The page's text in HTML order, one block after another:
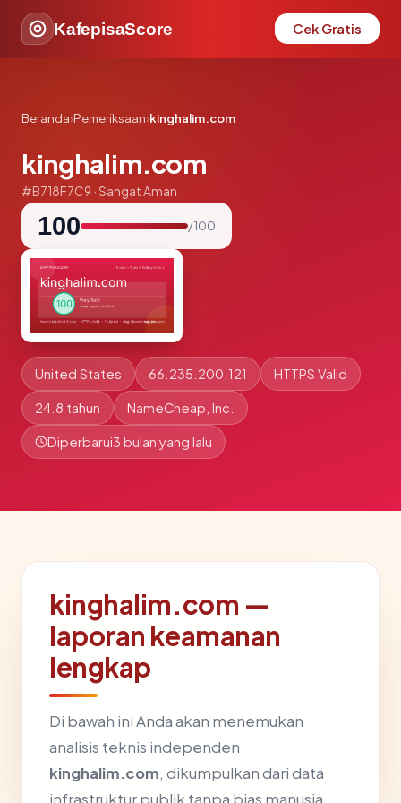
KafepisaScore Cek Gratis
Beranda›Pemeriksaan›kinghalim.com
kinghalim.com
#B718F7C9 · Sangat Aman
100 / 100
United States 66.235.200.121 HTTPS Valid
24.8 tahun NameCheap, Inc.
Diperbarui3 bulan yang lalu
kinghalim.com —
laporan keamanan
lengkap
Di bawah ini Anda akan menemukan
analisis teknis independen
kinghalim.com, dikumpulkan dari data
infrastruktur publik tanpa bias manusia.